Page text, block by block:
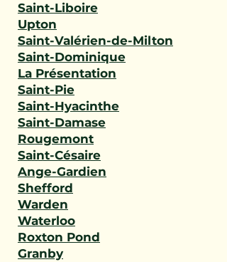
Saint-Liboire
Upton
Saint-Valérien-de-Milton
Saint-Dominique
La Présentation
Saint-Pie
Saint-Hyacinthe
Saint-Damase
Rougemont
Saint-Césaire
Ange-Gardien
Shefford
Warden
Waterloo
Roxton Pond
Granby